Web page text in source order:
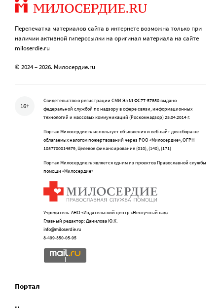
Перепечатка материалов сайта в интернете возможна только при
наличии активной гиперссылки на оригинал материала на сайте
miloserdie.ru
© 2024 – 2026. Милосердие.ru
16+
Свидетельство о регистрации СМИ Эл № ФС77-57850 выдано
федеральной службой по надзору в сфере связи, информационных
технологий и массовых коммуникаций (Роскомнадзор) 25.04.2014 г.
Портал Милосердие.ru использует объявления и веб-сайт для сбора не
облагаемых налогом пожертвований через РОО «Милосердие», ОГРН
1057700014679, Целевое финансирование (010), (140), (171)
Портал Милосердие.ru является одним из проектов Православной службы
помощи «Милосердие»
Учредитель: АНО «Издательский центр «Нескучный сад»
Главный редактор: Данилова Ю.К.
info@miloserdie.ru
8-499-350-05-95
Портал